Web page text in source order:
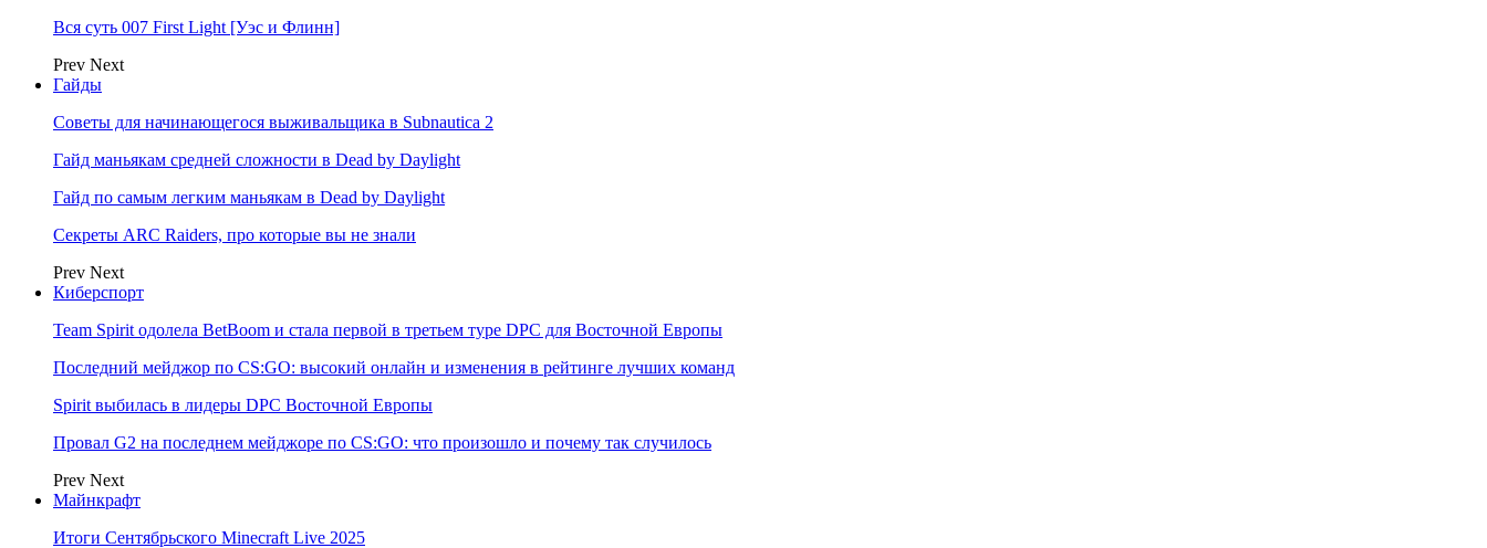
Вся суть 007 First Light [Уэс и Флинн]
Prev Next
Гайды
Советы для начинающегося выживальщика в Subnautica 2
Гайд маньякам средней сложности в Dead by Daylight
Гайд по самым легким маньякам в Dead by Daylight
Секреты ARC Raiders, про которые вы не знали
Prev Next
Киберспорт
Team Spirit одолела BetBoom и стала первой в третьем туре DPC для Восточной Европы
Последний мейджор по CS:GO: высокий онлайн и изменения в рейтинге лучших команд
Spirit выбилась в лидеры DPC Восточной Европы
Провал G2 на последнем мейджоре по CS:GO: что произошло и почему так случилось
Prev Next
Майнкрафт
Итоги Сентябрьского Minecraft Live 2025